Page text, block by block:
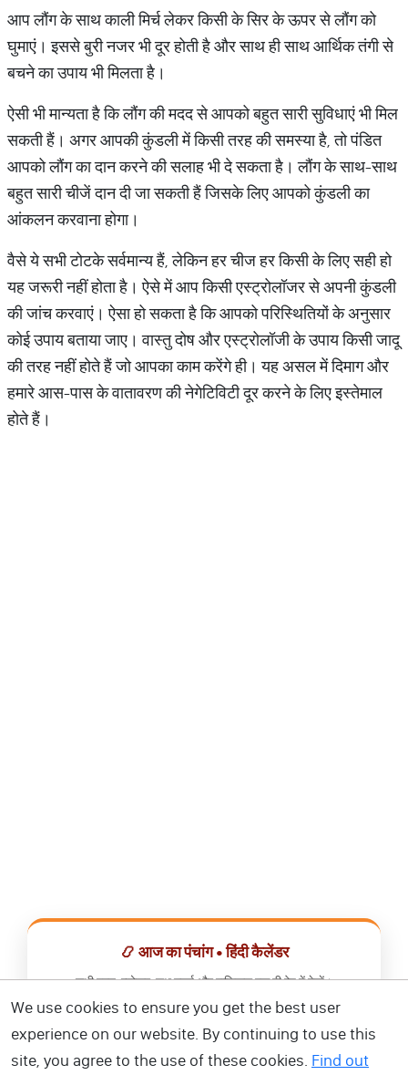
आप लौंग के साथ काली मिर्च लेकर किसी के सिर के ऊपर से लौंग को
घुमाएं। इससे बुरी नजर भी दूर होती है और साथ ही साथ आर्थिक तंगी से
बचने का उपाय भी मिलता है।
ऐसी भी मान्यता है कि लौंग की मदद से आपको बहुत सारी सुविधाएं भी मिल
सकती हैं। अगर आपकी कुंडली में किसी तरह की समस्या है, तो पंडित
आपको लौंग का दान करने की सलाह भी दे सकता है। लौंग के साथ-साथ
बहुत सारी चीजें दान दी जा सकती हैं जिसके लिए आपको कुंडली का
आंकलन करवाना होगा।
वैसे ये सभी टोटके सर्वमान्य हैं, लेकिन हर चीज हर किसी के लिए सही हो
यह जरूरी नहीं होता है। ऐसे में आप किसी एस्ट्रोलॉजर से अपनी कुंडली
की जांच करवाएं। ऐसा हो सकता है कि आपको परिस्थितियों के अनुसार
कोई उपाय बताया जाए। वास्तु दोष और एस्ट्रोलॉजी के उपाय किसी जादू
की तरह नहीं होते हैं जो आपका काम करेंगे ही। यह असल में दिमाग और
हमारे आस-पास के वातावरण की नेगेटिविटी दूर करने के लिए इस्तेमाल
होते हैं।
📿 आज का पंचांग • हिंदी कैलेंडर
सभी व्रत, त्योहार, शुभ मुहूर्त और राशिफल एक ही ऐप में देखें।
📅 हिंदी कैलेंडर ऐप डाउनलोड करें
We use cookies to ensure you get the best user
experience on our website. By continuing to use this
site, you agree to the use of these cookies. Find out